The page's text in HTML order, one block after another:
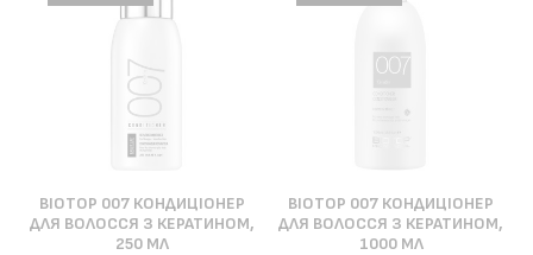
BIOTOP 007 КОНДИЦІОНЕР
ДЛЯ ВОЛОССЯ З КЕРАТИНОМ,
250 МЛ
BIOTOP 007 КОНДИЦІОНЕР
ДЛЯ ВОЛОССЯ З КЕРАТИНОМ,
1000 МЛ